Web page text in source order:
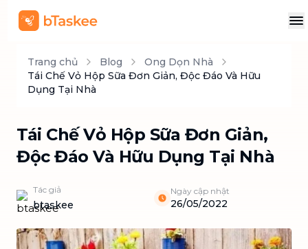
Trang chủ Blog
Ong Dọn Nhà
Tái Chế Vỏ Hộp Sữa Đơn Giản, Độc Đáo Và Hữu
Dụng Tại Nhà
Tái Chế Vỏ Hộp Sữa Đơn Giản,
Độc Đáo Và Hữu Dụng Tại Nhà
Tác giả
btaskee
Ngày cập nhật
26/05/2022